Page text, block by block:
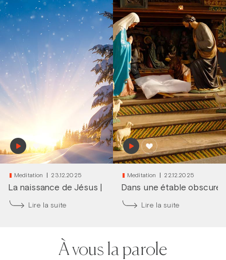
Meditation 23.12.2025
La naissance de Jésus frère Vincent Löning
Lire la suite
Meditation 22.12.2025
Dans une étable obscure
Lire la suite
À vous la parole